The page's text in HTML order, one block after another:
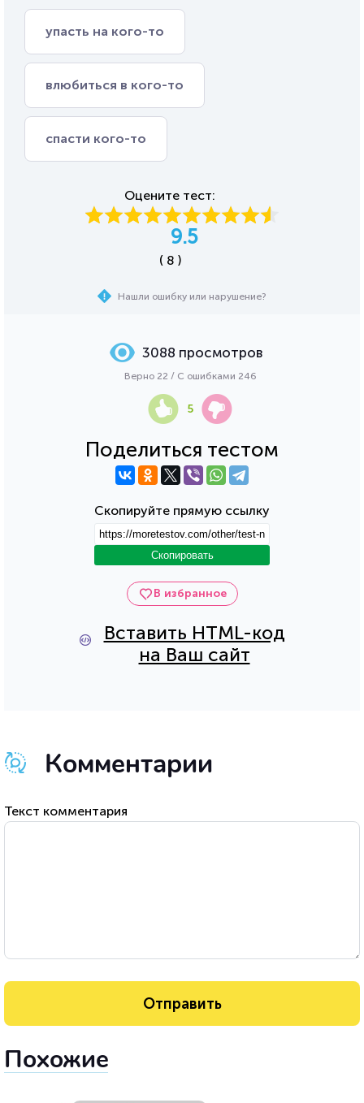
упасть на кого-то
влюбиться в кого-то
спасти кого-то
Оцените тест:
9.5
( 8 )
Нашли ошибку или нарушение?
В избранное
Вставить HTML-код
на Ваш сайт
Поделиться тестом
Скопируйте прямую ссылку
Скопировать
3088 просмотров
Верно 22 / С ошибками 246
5
Комментарии
Текст комментария
Похожие